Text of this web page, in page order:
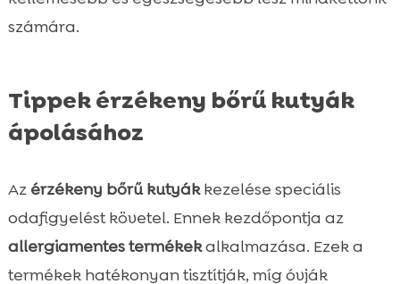
számára.
Tippek érzékeny bőrű kutyák
ápolásához
Az érzékeny bőrű kutyákkezelése speciális
odafigyelést követel. Ennek kezdőpontja az
allergiamentes termékekalkalmazása. Ezek a
termékek hatékonyan tisztítják, míg óvják